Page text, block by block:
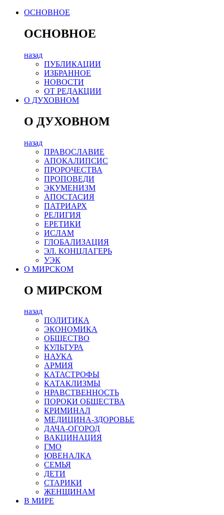
ОСНОВНОЕ
ОСНОВНОЕ
назад
ПУБЛИКАЦИИ
ИЗБРАННОЕ
НОВОСТИ
ОТ РЕДАКЦИИ
О ДУХОВНОМ
О ДУХОВНОМ
назад
ПРАВОСЛАВИЕ
АПОКАЛИПСИС
ПРОРОЧЕСТВА
ПРОПОВЕДИ
ЭКУМЕНИЗМ
АПОСТАСИЯ
ПАТРИАРХ
РЕЛИГИЯ
ЕРЕТИКИ
ИСЛАМ
ГЛОБАЛИЗАЦИЯ
ЭЛ. КОНЦЛАГЕРЬ
УЭК
О МИРСКОМ
О МИРСКОМ
назад
ПОЛИТИКА
ЭКОНОМИКА
ОБЩЕСТВО
КУЛЬТУРА
НАУКА
АРМИЯ
КАТАСТРОФЫ
КАТАКЛИЗМЫ
НРАВСТВЕННОСТЬ
ПОРОКИ ОБЩЕСТВА
КРИМИНАЛ
МЕДИЦИНА-ЗДОРОВЬЕ
ДАЧА-ОГОРОД
ВАКЦИНАЦИЯ
ГМО
ЮВЕНАЛКА
СЕМЬЯ
ДЕТИ
СТАРИКИ
ЖЕНЩИНАМ
В МИРЕ